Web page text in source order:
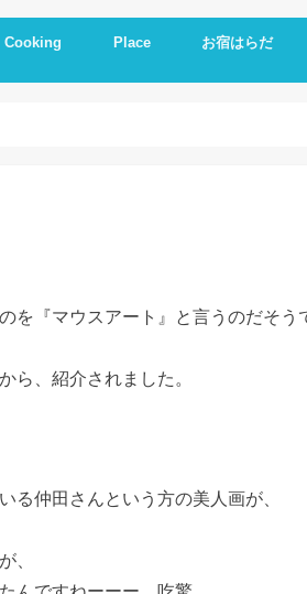
Cooking
idea
蔵庫の残り物で作る
抜き簡単レシピ
イエットレシピ
約レシピ
存食
飯器料理
単おやつ
温調理
単＋一品
かない
弁当
シピとか
味しいもの
利調理器
Place
崎戸
佐世保
長崎
大連
久留米
福岡
お宿はらだ
修学旅行
体験民宿夕ご飯
体験民宿朝食
を『マウスアート』と言うのだそう
ら、紹介されました。
る仲田さんという方の美人画が、
、